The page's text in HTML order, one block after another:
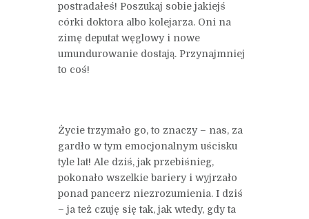
postradałeś! Poszukaj sobie jakiejś
córki doktora albo kolejarza. Oni na
zimę deputat węglowy i nowe
umundurowanie dostają. Przynajmniej
to coś!
Życie trzymało go, to znaczy – nas, za
gardło w tym emocjonalnym uścisku
tyle lat! Ale dziś, jak przebiśnieg,
pokonało wszelkie bariery i wyjrzało
ponad pancerz niezrozumienia. I dziś
– ja też czuję się tak, jak wtedy, gdy ta